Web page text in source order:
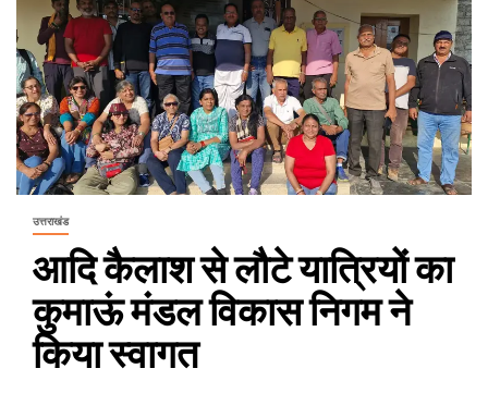
उत्तराखंड
आदि कैलाश से लौटे यात्रियों का
कुमाऊं मंडल विकास निगम ने
किया स्वागत